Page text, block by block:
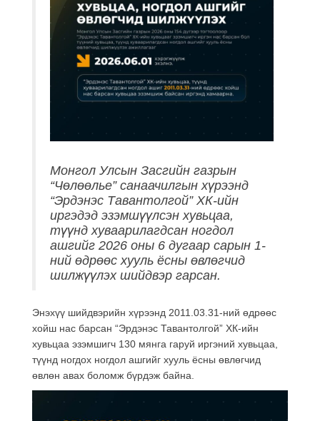
Монгол Улсын Засгийн газрын
“Чөлөөлье” санаачилгын хүрээнд
“Эрдэнэс Тавантолгой” ХК-ийн
иргэдэд эзэмшүүлсэн хувьцаа,
түүнд хуваарилагдсан ногдол
ашгийг 2026 оны 6 дугаар сарын 1-
ний өдрөөс хууль ёсны өвлөгчид
шилжүүлэх шийдвэр гарсан.
Энэхүү шийдвэрийн хүрээнд 2011.03.31-ний өдрөөс
хойш нас барсан “Эрдэнэс Тавантолгой” ХК-ийн
хувьцаа эзэмшигч 130 мянга гаруй иргэний хувьцаа,
түүнд ногдох ногдол ашгийг хууль ёсны өвлөгчид
өвлөн авах боломж бүрдэж байна.